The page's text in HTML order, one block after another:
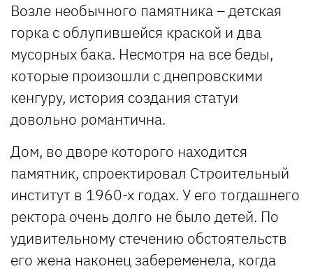
Возле необычного памятника – детская
горка с облупившейся краской и два
мусорных бака. Несмотря на все беды,
которые произошли с днепровскими
кенгуру, история создания статуи
довольно романтична.
Дом, во дворе которого находится
памятник, спроектировал Строительный
институт в 1960-х годах. У его тогдашнего
ректора очень долго не было детей. По
удивительному стечению обстоятельств
его жена наконец забеременела, когда